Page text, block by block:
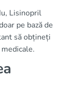
Lisinopril
pe bază de
să obțineți